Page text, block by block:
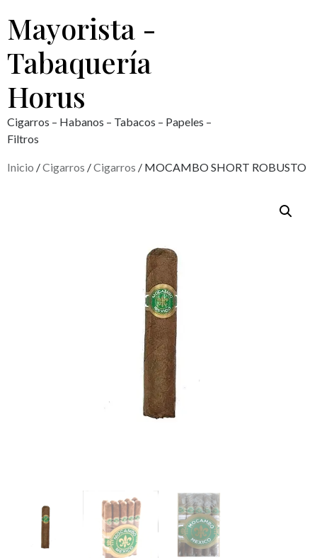
Mayorista -
Tabaquería
Horus
Cigarros – Habanos – Tabacos – Papeles –
Filtros
Inicio /Cigarros /Cigarros / MOCAMBO SHORT ROBUSTO